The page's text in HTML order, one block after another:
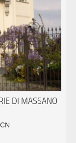
DI MASSANO